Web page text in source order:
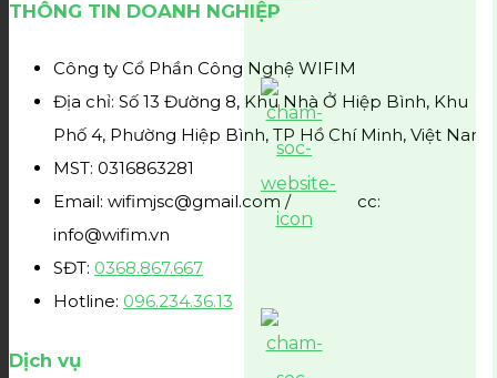
THÔNG TIN DOANH NGHIỆP
Công ty Cổ Phần Công Nghệ WIFIM
Địa chỉ: Số 13 Đường 8, Khu Nhà Ở Hiệp Bình, Khu
Phố 4, Phường Hiệp Bình, TP Hồ Chí Minh, Việt Nam
MST: 0316863281
Email: wifimjsc@gmail.com / cc:
info@wifim.vn
SĐT: 0368.867.667
Hotline: 096.234.36.13
Dịch vụ